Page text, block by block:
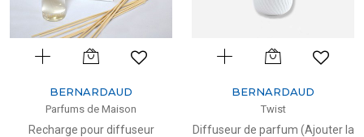
BERNARDAUD
Parfums de Maison
Recharge pour diffuseur
BERNARDAUD
Twist
Diffuseur de parfum (Ajouter la